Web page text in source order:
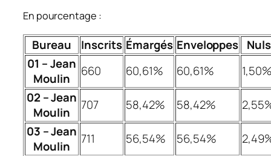
En pourcentage :
Bureau Inscrits Émargés Enveloppes Nuls
01 – Jean
Moulin
660 60,61% 60,61%
02 – Jean
Moulin
707 58,42% 58,42%
03 – Jean
Moulin
711 56,54% 56,54%